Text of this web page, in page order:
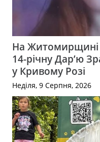
На
14-річну Дар’ю
у Кривому Розі
Неділя, 9 Серпня, 2026